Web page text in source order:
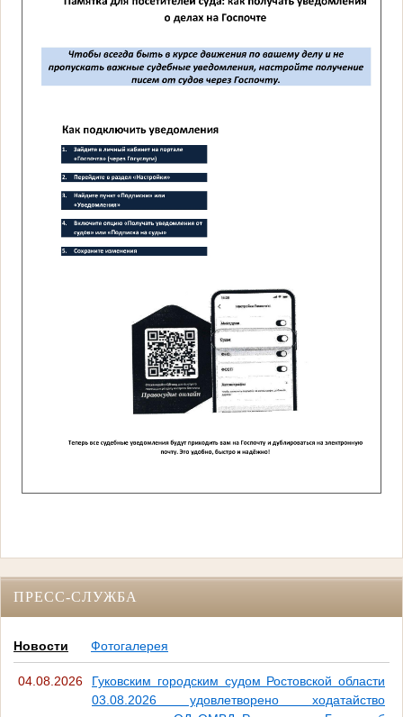
ПРЕСС-СЛУЖБА
Новости Фотогалерея
04.08.2026
Гуковским городским судом Ростовской области
03.08.2026 удовлетворено ходатайство